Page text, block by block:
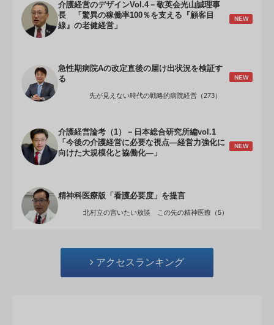
介護経営のデザインVol.4－敬英会光山誠理事
長 「驚異の稼働率100％を支える『顧客目
線』の老健経営」
NEW
急性期病院Aの改定直後の届け出状況を検証す
る
NEW
先が見えない時代の戦略的病院経営（273）
介護経営論考（1）－日本総合研究所編vol.1
「今後の介護経営に必要な視点―経営力強化に
向けた大規模化と協働化―」
NEW
精神科医療版「看護必要度」を提言
北村立の言いたい放談 この先の精神医療（5）
アクセスランキング